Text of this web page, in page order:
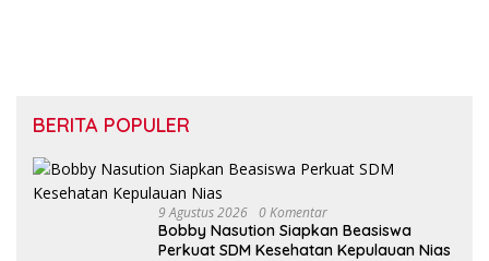
BERITA POPULER
9 Agustus 2026 0 Komentar
Bobby Nasution Siapkan Beasiswa
Perkuat SDM Kesehatan Kepulauan Nias